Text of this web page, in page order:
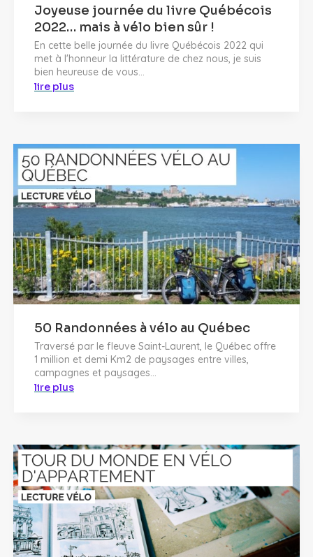
Joyeuse journée du livre Québécois
2022… mais à vélo bien sûr !
En cette belle journée du livre Québécois 2022 qui
met à l'honneur la littérature de chez nous, je suis
bien heureuse de vous...
lire plus
50 Randonnées à vélo au Québec
Traversé par le fleuve Saint-Laurent, le Québec offre
1 million et demi Km2 de paysages entre villes,
campagnes et paysages...
lire plus